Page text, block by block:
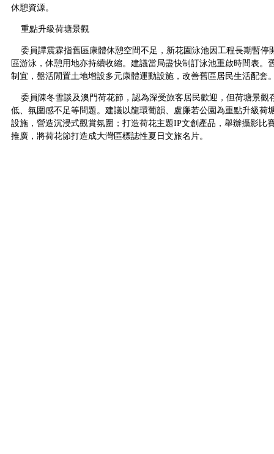
休憩資源。
重點升級荷塘景觀
委員譚震霖指舊區康體休憩空間不足，新花園泳池因工程長期暫停
區游泳，休憩用地亦持續收縮。建議當局盡快制訂泳池重啟時間表。
制宜，盤活閒置土地增設多元康體運動設施，改善舊區居民生活配套
委員陳冬雪談及澳門荷花節，認為深受旅客居民歡迎，但荷塘景觀
低、氛圍感不足等問題。建議以龍環葡韻、盧廉若公園為重點升級荷
設施，營造沉浸式觀賞氛圍；打造荷花主題IP文創產品，舉辦攝影比
推廣，將荷花節打造成大灣區標誌性夏日文旅名片。